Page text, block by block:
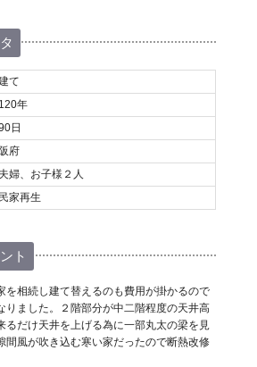
て
年
日
府
婦、お子様２人
家再生
ト
を相続し建て替えるのも費用が掛かるので
りました。２階部分が中二階程度の天井高
るだけ天井を上げる為に一部丸太の梁を見
間風が吹き込む寒い家だったので断熱改修